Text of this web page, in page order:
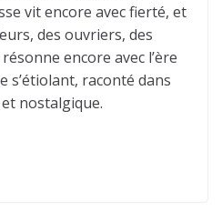
vit encore avec fierté, et
des ouvriers, des
encore avec l’ère
s’étiolant, raconté dans
nostalgique.